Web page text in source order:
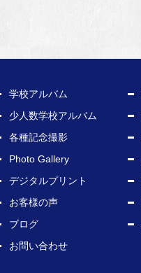
学校アルバム
少人数学校アルバム
各種記念撮影
Photo Gallery
デジタルプリント
お客様の声
ブログ
お問い合わせ